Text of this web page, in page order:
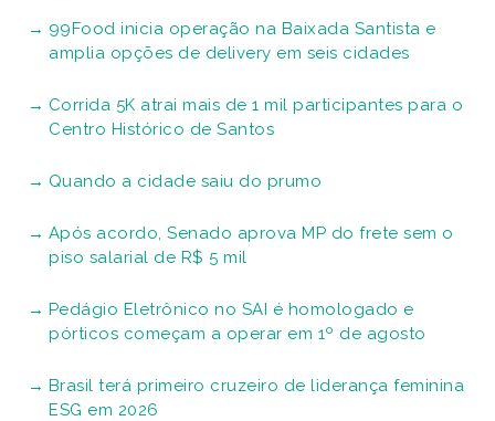
99Food inicia operação na Baixada Santista e
amplia opções de delivery em seis cidades
Corrida 5K atrai mais de 1 mil participantes para o
Centro Histórico de Santos
Quando a cidade saiu do prumo
Após acordo, Senado aprova MP do frete sem o
piso salarial de R$ 5 mil
Pedágio Eletrônico no SAI é homologado e
pórticos começam a operar em 1º de agosto
Brasil terá primeiro cruzeiro de liderança feminina
ESG em 2026